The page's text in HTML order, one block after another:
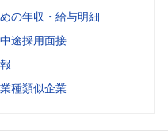
の年収・給与明細
途採用面接
種類似企業